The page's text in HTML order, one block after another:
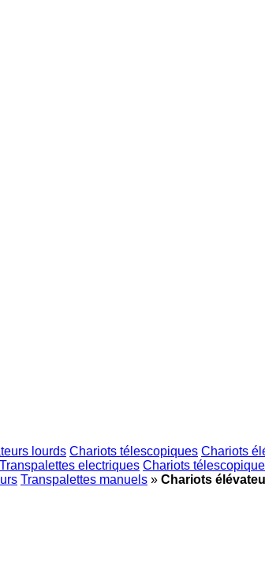
lourds Chariots télescopiques Chariots
Transpalettes electriques Chariots
Transpalettes manuels » Chariots